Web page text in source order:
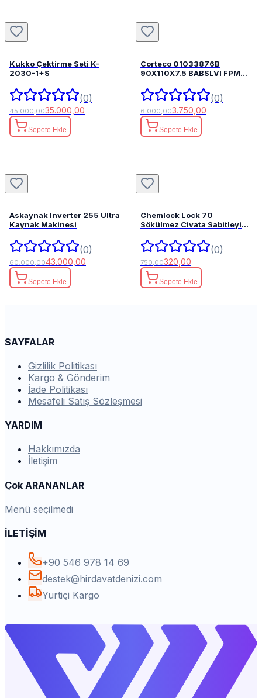
Kukko Çektirme Seti K-
2030-1+S
(0)
45.000,0035.000,00
Sepete Ekle
Corteco 01033876B
90X110X7.5 BABSLVI FPM
(0)
6.000,003.750,00
Sepete Ekle
Askaynak Inverter 255 Ultra
Kaynak Makinesi
(0)
60.000,0043.000,00
Sepete Ekle
Chemlock Lock 70
Sökülmez Civata Sabitleyici
(0)
750,00320,00
Sepete Ekle
SAYFALAR
Gizlilik Politikası
Kargo & Gönderim
İade Politikası
Mesafeli Satış Sözleşmesi
YARDIM
Hakkımızda
İletişim
Çok ARANANLAR
Menü seçilmedi
İLETİŞİM
+90 546 978 14 69
destek@hirdavatdenizi.com
Yurtiçi Kargo